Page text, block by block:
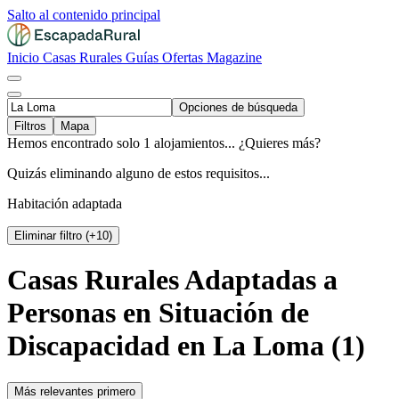
Salto al contenido principal
Inicio Casas Rurales Guías Ofertas Magazine
Opciones de búsqueda
Filtros
Mapa
Hemos encontrado solo 1 alojamientos... ¿Quieres más?
Quizás eliminando alguno de estos requisitos...
Habitación adaptada
Eliminar filtro (+10)
Casas Rurales Adaptadas a
Personas en Situación de
Discapacidad en La Loma (1)
Más relevantes primero